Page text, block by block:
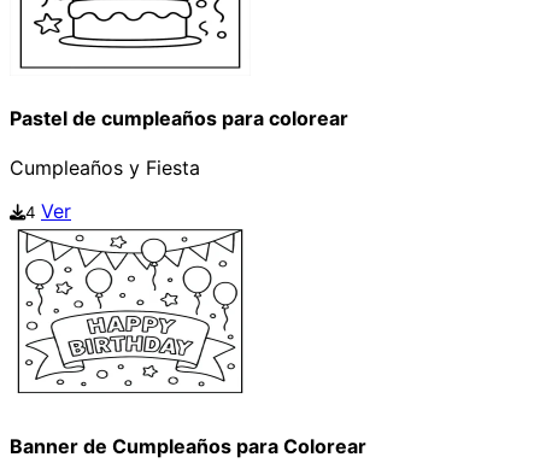
Pastel de cumpleaños para colorear
Cumpleaños y Fiesta
4 Ver
Banner de Cumpleaños para Colorear